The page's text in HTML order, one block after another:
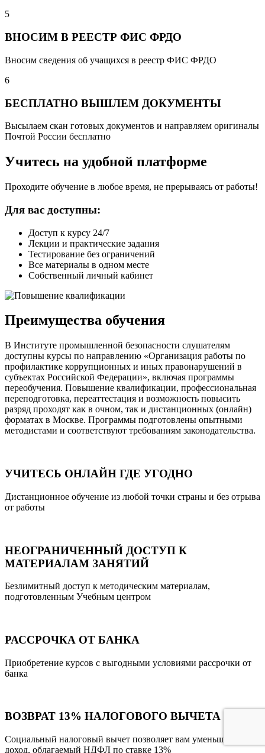
5
ВНОСИМ В РЕЕСТР ФИС ФРДО
Вносим сведения об учащихся в реестр ФИС ФРДО
6
БЕСПЛАТНО ВЫШЛЕМ ДОКУМЕНТЫ
Высылаем скан готовых документов и направляем оригиналы
Почтой России бесплатно
Учитесь на удобной платформе
Проходите обучение в любое время, не прерываясь от работы!
Для вас доступны:
Доступ к курсу 24/7
Лекции и практические задания
Тестирование без ограничений
Все материалы в одном месте
Собственный личный кабинет
Преимущества обучения
В Институте промышленной безопасности слушателям
доступны курсы по направлению «Организация работы по
профилактике коррупционных и иных правонарушений в
субъектах Российской Федерации», включая программы
переобучения. Повышение квалификации, профессиональная
переподготовка, переаттестация и возможность повысить
разряд проходят как в очном, так и дистанционных (онлайн)
форматах в Москве. Программы подготовлены опытными
методистами и соответствуют требованиям законодательства.
УЧИТЕСЬ ОНЛАЙН ГДЕ УГОДНО
Дистанционное обучение из любой точки страны и без отрыва
от работы
НЕОГРАНИЧЕННЫЙ ДОСТУП К
МАТЕРИАЛАМ ЗАНЯТИЙ
Безлимитный доступ к методическим материалам,
подготовленным Учебным центром
РАССРОЧКА ОТ БАНКА
Приобретение курсов с выгодными условиями рассрочки от
банка
ВОЗВРАТ 13% НАЛОГОВОГО ВЫЧЕТА
Социальный налоговый вычет позволяет вам уменьшить
доход, облагаемый НДФЛ по ставке 13%